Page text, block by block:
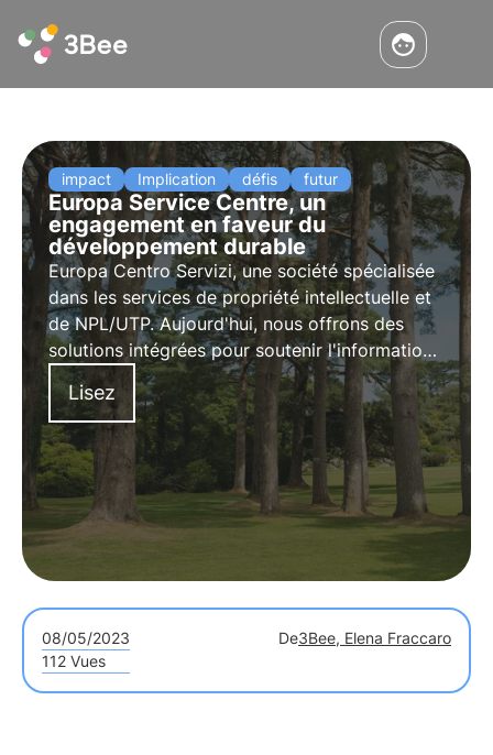
impact Implication défis futur
Europa Service Centre, un
engagement en faveur du
développement durable
Europa Centro Servizi, une société spécialisée
dans les services de propriété intellectuelle et
de NPL/UTP. Aujourd'hui, nous offrons des
solutions intégrées pour soutenir l'information
dans les secteurs bancaire, juridique et
notarial.
Lisez
08/05/2023 De3Bee, Elena Fraccaro
112 Vues